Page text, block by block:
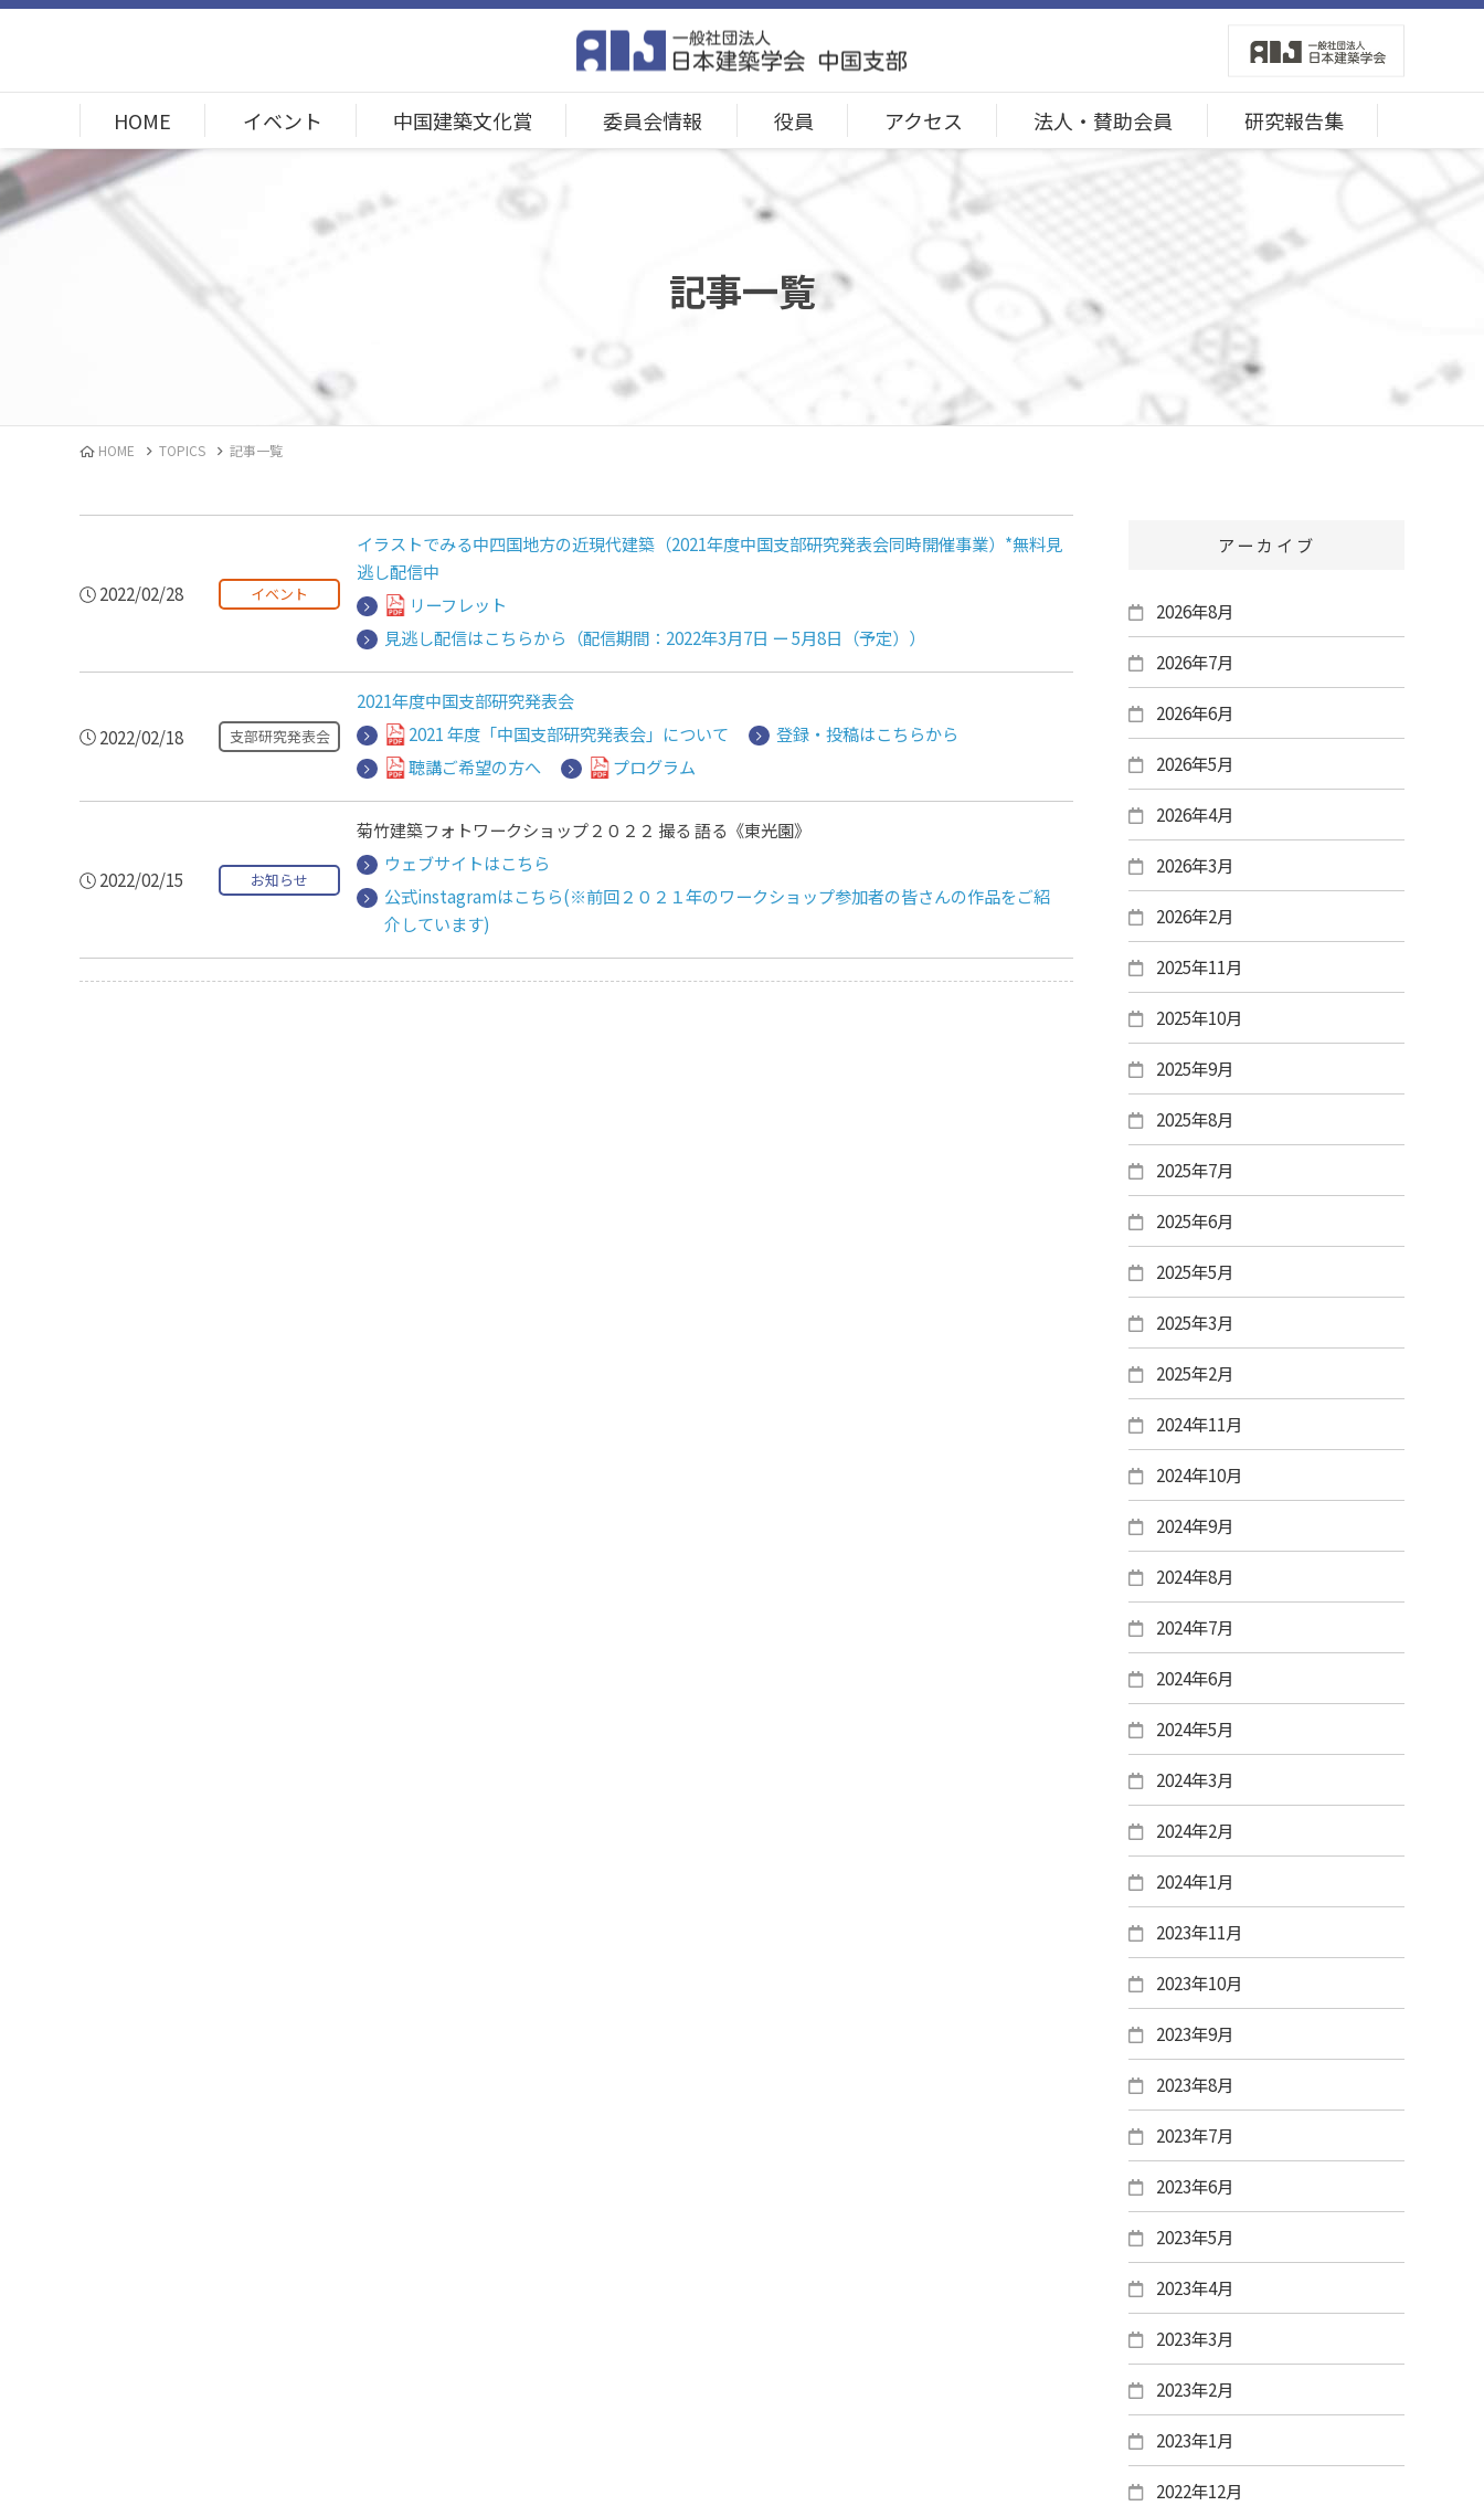
HOME イベント 中国建築文化賞 委員会情報 役員 アクセス 法人・賛助会員 研究報告集
記事一覧
HOME TOPICS 記事一覧
2022/02/28 イベント
イラストでみる中四国地方の近現代建築（2021年度中国支部研究発表会同時開催事業）*無料見
逃し配信中
リーフレット
見逃し配信はこちらから（配信期間：2022年3月7日 ー 5月8日（予定））
2022/02/18 支部研究発表会
2021年度中国支部研究発表会
2021 年度「中国支部研究発表会」について
登録・投稿はこちらから
聴講ご希望の方へ
プログラム
2022/02/15 お知らせ
菊竹建築フォトワークショップ２０２２ 撮る 語る《東光園》
ウェブサイトはこちら
公式instagramはこちら(※前回２０２１年のワークショップ参加者の皆さんの作品をご紹
介しています)
アーカイブ
2026年8月
2026年7月
2026年6月
2026年5月
2026年4月
2026年3月
2026年2月
2025年11月
2025年10月
2025年9月
2025年8月
2025年7月
2025年6月
2025年5月
2025年3月
2025年2月
2024年11月
2024年10月
2024年9月
2024年8月
2024年7月
2024年6月
2024年5月
2024年3月
2024年2月
2024年1月
2023年11月
2023年10月
2023年9月
2023年8月
2023年7月
2023年6月
2023年5月
2023年4月
2023年3月
2023年2月
2023年1月
2022年12月